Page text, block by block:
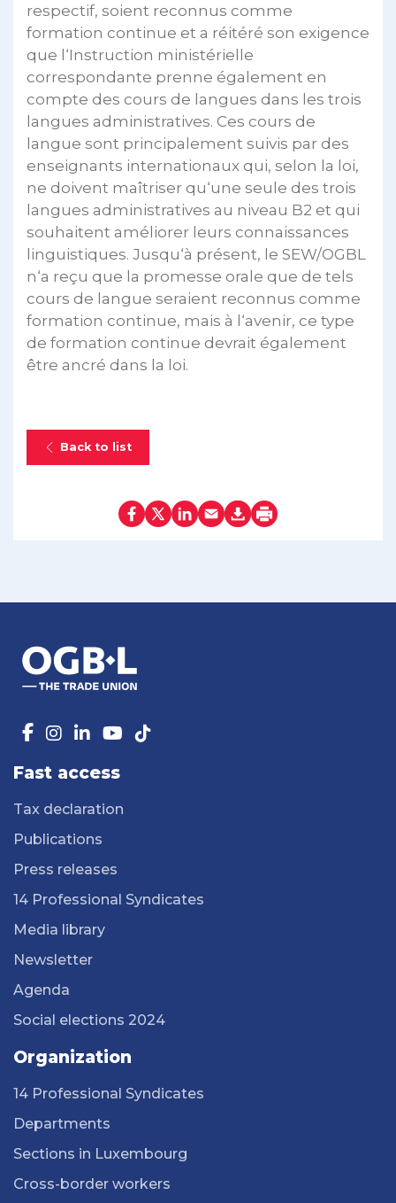
respectif, soient reconnus comme
formation continue et a réitéré son exigence
que l‘Instruction ministérielle
correspondante prenne également en
compte des cours de langues dans les trois
langues administratives. Ces cours de
langue sont principalement suivis par des
enseignants internationaux qui, selon la loi,
ne doivent maîtriser qu‘une seule des trois
langues administratives au niveau B2 et qui
souhaitent améliorer leurs connaissances
linguistiques. Jusqu‘à présent, le SEW/OGBL
n‘a reçu que la promesse orale que de tels
cours de langue seraient reconnus comme
formation continue, mais à l‘avenir, ce type
de formation continue devrait également
être ancré dans la loi.
Back to list
Fast access
Tax declaration
Publications
Press releases
14 Professional Syndicates
Media library
Newsletter
Agenda
Social elections 2024
Organization
14 Professional Syndicates
Departments
Sections in Luxembourg
Cross-border workers